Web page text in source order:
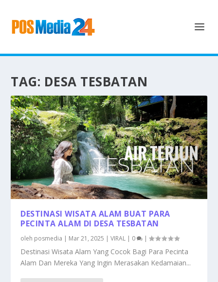
TAG: DESA TESBATAN
DESTINASI WISATA ALAM BUAT PARA
PECINTA ALAM DI DESA TESBATAN
oleh posmedia | Mar 21, 2025 |VIRAL | 0 |
Destinasi Wisata Alam Yang Cocok Bagi Para Pecinta
Alam Dan Mereka Yang Ingin Merasakan Kedamaian...